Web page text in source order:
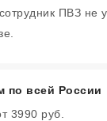
ПВЗ не
по всей России
3990 руб.